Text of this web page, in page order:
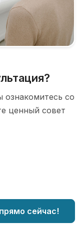
со
ценный совет
сейчас!